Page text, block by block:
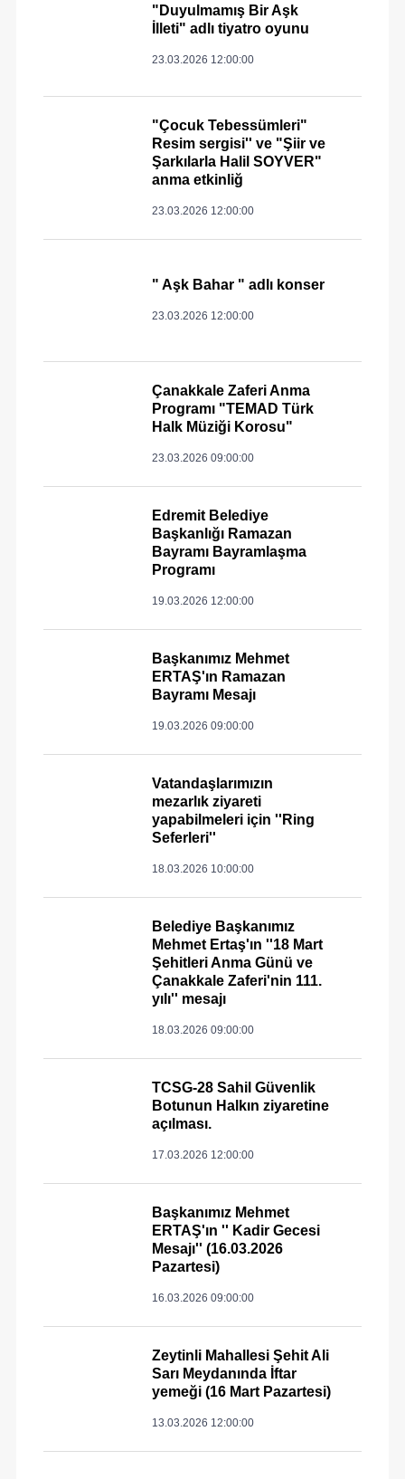
"Duyulmamış Bir Aşk
İlleti" adlı tiyatro oyunu
23.03.2026 12:00:00
"Çocuk Tebessümleri"
Resim sergisi'' ve "Şiir ve
Şarkılarla Halil SOYVER"
anma etkinliğ
23.03.2026 12:00:00
" Aşk Bahar " adlı konser
23.03.2026 12:00:00
Çanakkale Zaferi Anma
Programı "TEMAD Türk
Halk Müziği Korosu"
23.03.2026 09:00:00
Edremit Belediye
Başkanlığı Ramazan
Bayramı Bayramlaşma
Programı
19.03.2026 12:00:00
Başkanımız Mehmet
ERTAŞ'ın Ramazan
Bayramı Mesajı
19.03.2026 09:00:00
Vatandaşlarımızın
mezarlık ziyareti
yapabilmeleri için ''Ring
Seferleri''
18.03.2026 10:00:00
Belediye Başkanımız
Mehmet Ertaş'ın ''18 Mart
Şehitleri Anma Günü ve
Çanakkale Zaferi'nin 111.
yılı'' mesajı
18.03.2026 09:00:00
TCSG-28 Sahil Güvenlik
Botunun Halkın ziyaretine
açılması.
17.03.2026 12:00:00
Başkanımız Mehmet
ERTAŞ'ın '' Kadir Gecesi
Mesajı'' (16.03.2026
Pazartesi)
16.03.2026 09:00:00
Zeytinli Mahallesi Şehit Ali
Sarı Meydanında İftar
yemeği (16 Mart Pazartesi)
13.03.2026 12:00:00